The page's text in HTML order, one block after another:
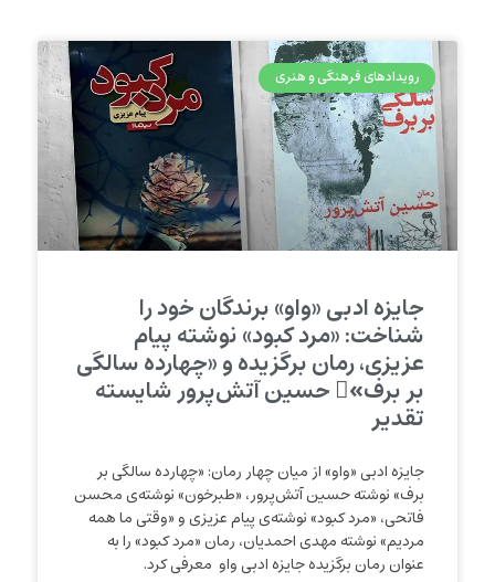
رویدادهای فرهنگی و هنری
جایزه ادبی «واو» برندگان خود را
شناخت: «مرد کبود» نوشته پیام
عزیزی، رمان برگزیده و «چهارده سالگی
بر برف»ِ حسین آتش‌پرور شایسته
تقدیر
جایزه ادبی «واو» از میان چهار رمان: «چهارده سالگی بر
برف» نوشته‌ حسین آتش‌پرور، «طبرخون» نوشته‌ی محسن
فاتحی، «مرد کبود» نوشته‌ی پیام عزیزی و «وقتی ما همه
مردیم» نوشته‌ مهدی احمدیان، رمان «مرد کبود» را به
عنوان رمان برگزیده جایزه ادبی واو معرفی کرد.